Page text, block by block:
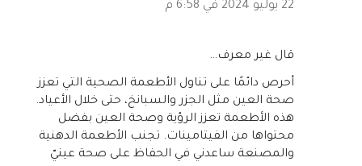
22 يوليو 2024 في 6:58 م
‏قال غير معرف…
أحرص دائمًا على تناول الأطعمة الصحية التي تعزز
صحة العين مثل الجزر والسبانخ، حتى خلال الأعياد.
هذه الأطعمة تعزز الرؤية وصحة العين بفضل
محتواها من الفيتامينات. تجنب الأطعمة الدهنية
والمصنعة ساعدني في الحفاظ على صحة عينيّ